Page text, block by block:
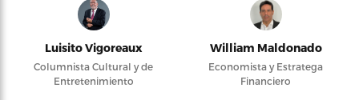
Luisito Vigoreaux
Columnista Cultural y de
Entretenimiento
William Maldonado
Economista y Estratega
Financiero